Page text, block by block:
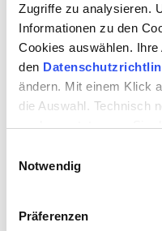
Zugriffe zu analysieren.
Informationen zu den
Cookies auswählen.
den
ändern. Mit einem Klick
die Auswahl. Technisch
auch gesetzt, wenn Sie
Notwendig
Präferenzen
VIELLEICHT